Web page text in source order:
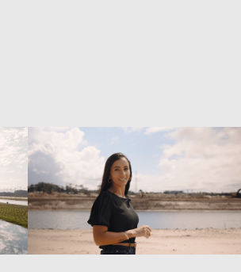
Dorata
Empreendimentos -
Seasons | Março/2024